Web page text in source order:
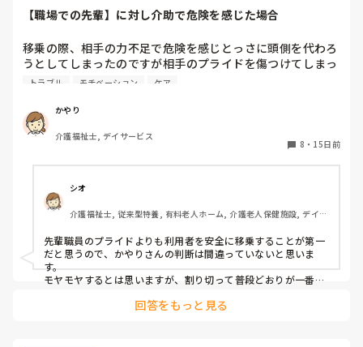
後の要望を全て叶えたやつですね。
で本物を揉んでましたね。
ですが、また転職…なんて出来ない。
短期離職ばかりだと、我慢できない人になってしまうと思っ
ています。
どういうモチベーションでやっていけばいいのか…教えて下
さい。
【職場での先輩】に対し介助で危険を感じた場合
移乗の際、相手の力不足で危険を感じとっさに頭側を代わろ
うとしてしまったのですが相手のプライドを傷つけてしまっ
たかなと後悔しています…
その後泣いていたようで上司と話しており悶々としていま
す…
(直接私に何か言われたわけではないのですが)
す。
トラブル モチベーション ケア
かやり
介護福祉士, デイサービス
8 ・ 15日前
シオ
介護福祉士, 従来型特養, 有料老人ホーム, 介護老人保健施設, デイケ
機能型居宅介護
先輩職員のプライドよりも利用者を安全に移乗することが第一
だと思うので、かやりさんの判断は間違っていないと思いま
す。
モヤモヤするとは思いますが、割り切って普段どおりが一番良
回答をもっと見る